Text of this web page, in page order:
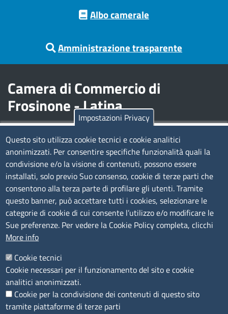
Albo camerale
Amministrazione trasparente
Camera di Commercio di
Frosinone - Latina
Contatti
Sede Legale di Latina: Viale Umberto I, 80 - 04100 (LT)
tel. 0773/6721
Sede di Frosinone: Via Alcide De Gasperi, 1 - 03100 (FR)
tel. 0775/2751
Peccciaa@pec.frlt.camcom.it
Ufficio relazioni con il pubblico
Codice Fiscale e Partita Iva: 02957560598
Codice univoco ufficio fatt.elettronica: 1TOEDU
Impostazioni Privacy
Questo sito utilizza cookie tecnici e cookie analitici
anonimizzati. Per consentire specifiche funzionalità quali la
condivisione e/o la visione di contenuti, possono essere
installati, solo previo Suo consenso, cookie di terze parti che
consentono alla terza parte di profilare gli utenti. Tramite
questo banner, può accettare tutti i cookies, selezionare le
categorie di cookie di cui consente l’utilizzo e/o modificare le
Sue preferenze. Per vedere la Cookie Policy completa, clicchi
More info
Cookie tecnici
Cookie necessari per il funzionamento del sito e cookie
analitici anonimizzati.
Cookie per la condivisione dei contenuti di questo sito
tramite piattaforme di terze parti